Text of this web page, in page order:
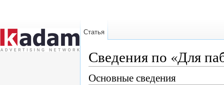
Сведения по «Для
Перейти к:навигация,поиск
Основные сведения
Статья